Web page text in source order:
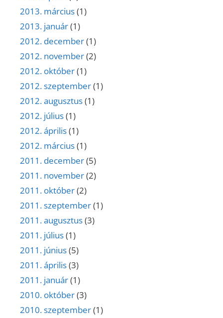
2013. március(1)
2013. január(1)
2012. december(1)
2012. november(2)
2012. október(1)
2012. szeptember(1)
2012. augusztus(1)
2012. július(1)
2012. április(1)
2012. március(1)
2011. december(5)
2011. november(2)
2011. október(2)
2011. szeptember(1)
2011. augusztus(3)
2011. július(1)
2011. június(5)
2011. április(3)
2011. január(1)
2010. október(3)
2010. szeptember(1)